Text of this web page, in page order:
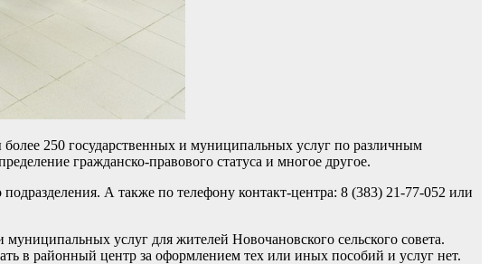
250 государственных и муниципальных услуг по различным
гражданско-правового статуса и многое другое.
А также по телефону контакт-центра: 8 (383) 21-77-052 или
услуг для жителей Новочановского сельского совета.
в районный центр за оформлением тех или иных пособий и услуг нет.